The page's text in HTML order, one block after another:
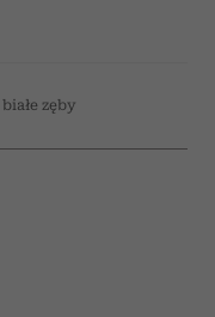
zęby